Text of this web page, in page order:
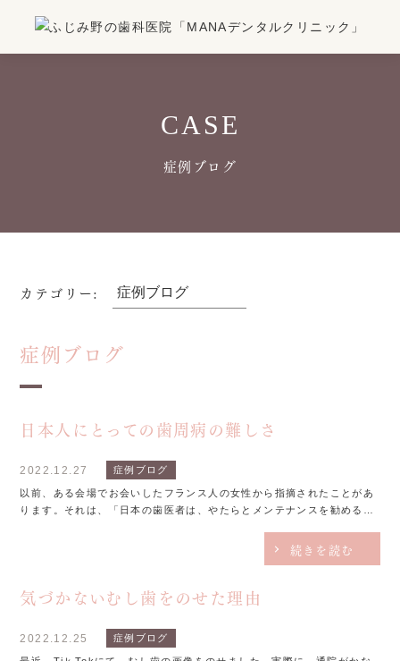
CASE
症例ブログ
カテゴリー:
症例ブログ
日本人にとっての歯周病の難しさ
2022.12.27 症例ブログ
以前、ある会場でお会いしたフランス人の女性から指摘されたことがあ
ります。それは、「日本の歯医者は、やたらとメンテナンスを勧める。
外では歯科の診療は非常に高いことが多いです。それ...続きを読む
気づかないむし歯をのせた理由
2022.12.25 症例ブログ